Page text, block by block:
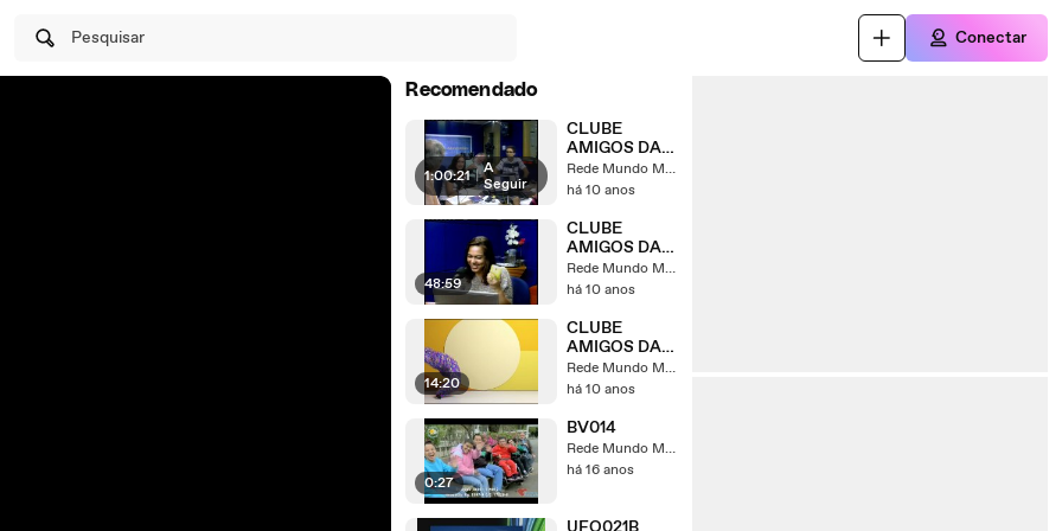
Pesquisar Conectar
Recomendado
1:00:21 | A
Seguir
CLUBE
AMIGOS DA
BOA NOVA
04
Rede Mundo Maior
há 10 anos
48:59
CLUBE
AMIGOS DA
BOA NOVA 1Rede Mundo Maior
há 10 anos
14:20
CLUBE
AMIGOS DA
BOA NOVA 2Rede Mundo Maior
há 10 anos
0:27
BV014
Rede Mundo Maior
há 16 anos